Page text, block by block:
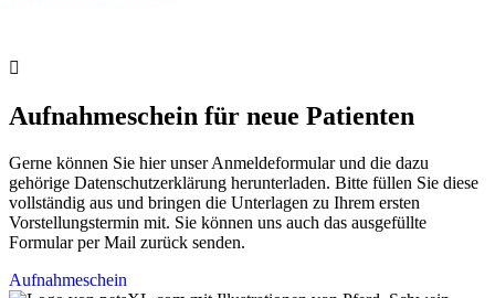

Aufnahmeschein für neue Patienten
Gerne können Sie hier unser Anmeldeformular und die dazu
gehörige Datenschutzerklärung herunterladen. Bitte füllen Sie diese
vollständig aus und bringen die Unterlagen zu Ihrem ersten
Vorstellungstermin mit. Sie können uns auch das ausgefüllte
Formular per Mail zurück senden.
Aufnahmeschein